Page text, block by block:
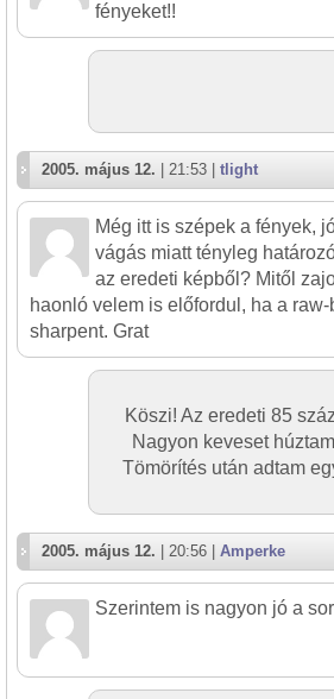
fényeket!!
2005. május 12. | 21:53 | tlight
Még itt is szépek a fények,
vágás miatt tényleg
az eredeti képből? Mitől
haonló velem is előfordul, ha a
sharpent. Grat
Köszi! Az eredeti 85
Nagyon keveset
Tömörítés után adtam
2005. május 12. | 20:56 | Amperke
Szerintem is nagyon jó a